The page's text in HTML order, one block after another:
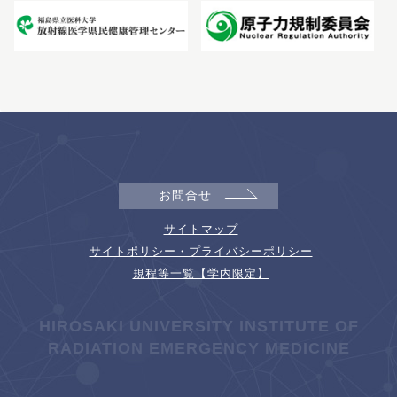
お問合せ
サイトマップ
サイトポリシー・プライバシーポリシー
規程等一覧【学内限定】
HIROSAKI UNIVERSITY INSTITUTE OF
RADIATION EMERGENCY MEDICINE